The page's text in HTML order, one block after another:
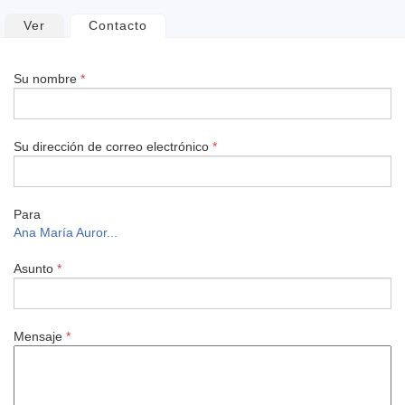
Solapas
Ver Contacto
Su nombre *
Su dirección de correo electrónico *
Para
Ana María Auror...
Asunto *
Mensaje *